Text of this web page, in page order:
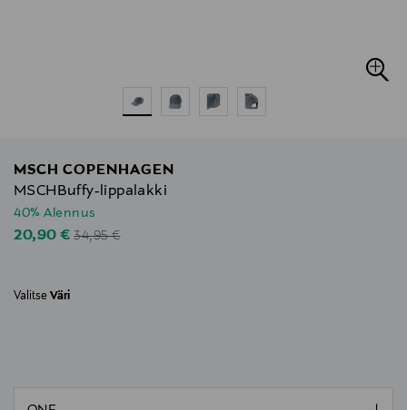
MSCH COPENHAGEN
MSCHBuffy-lippalakki
40% Alennus
Discounted Price
20,90 €Original Price
34,95 €
Valitse Väri